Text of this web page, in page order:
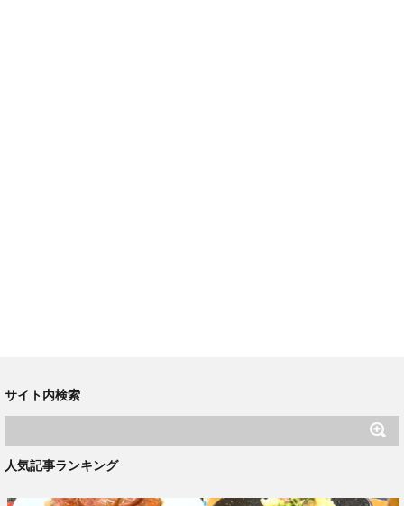
サイト内検索
人気記事ランキング